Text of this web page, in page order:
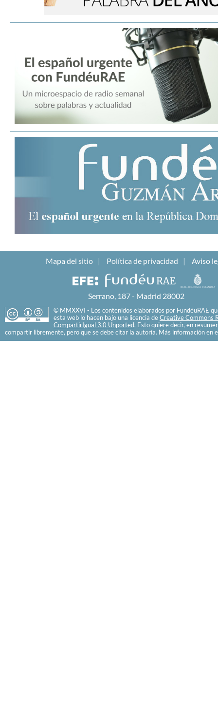
Mapa del sitio Política de privacidad Aviso
Serrano, 187 - Madrid 28002
© MMXXVI - Los contenidos elaborados por FundéuRAE
esta web lo hacen bajo una licencia de Creative Commons
CompartirIgual 3.0 Unported. Esto quiere decir, en
compartir libremente, pero que se debe citar la autoría. Más información en